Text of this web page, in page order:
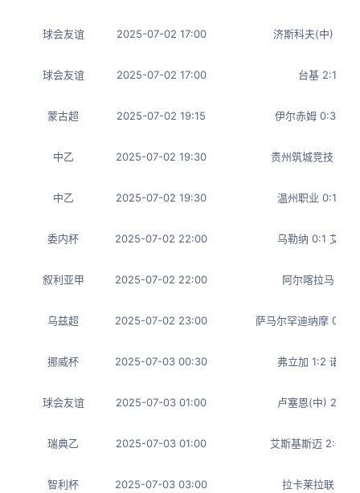
球会友谊 2025-07-02 17:00 济斯科夫(中) 0:1
球会友谊 2025-07-02 17:00 台基 2:1 比
蒙古超 2025-07-02 19:15 伊尔赤姆 0:3 乌
中乙 2025-07-02 19:30 贵州筑城竞技 5:0
中乙 2025-07-02 19:30 温州职业 0:1 广
委内杯 2025-07-02 22:00 乌勒纳 0:1 艾斯
叙利亚甲 2025-07-02 22:00 阿尔喀拉马 1:2
乌兹超 2025-07-02 23:00 萨马尔罕迪纳摩 0:2
挪威杯 2025-07-03 00:30 弗立加 1:2 诺德
球会友谊 2025-07-03 01:00 卢塞恩(中) 2:0
瑞典乙 2025-07-03 01:00 艾斯基斯迈 2:0 BK
智利杯 2025-07-03 03:00 拉卡莱拉联 1:4